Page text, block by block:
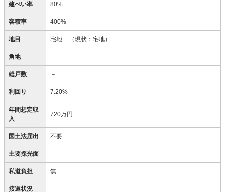
建ぺい率 80%
容積率 400%
地目 宅地 （現状：宅地）
角地 －
総戸数 －
利回り 7.20%
年間想定収
入
720万円
国土法届出 不要
主要採光面 －
私道負担 無
接道状況